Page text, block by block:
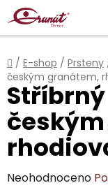
Přejít
na
obsah
Domů
/ E-shop / Prsteny
českým granátem,
Průměrné
Neohodnoceno